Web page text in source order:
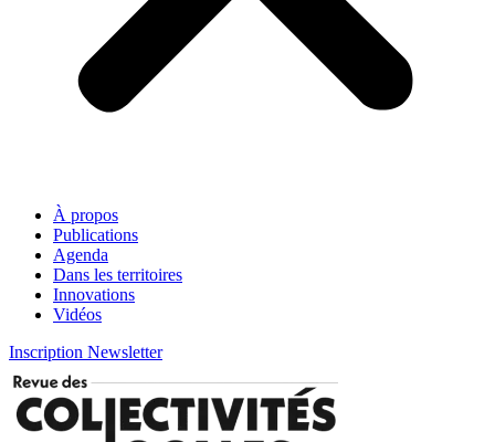
À propos
Publications
Agenda
Dans les territoires
Innovations
Vidéos
Inscription Newsletter